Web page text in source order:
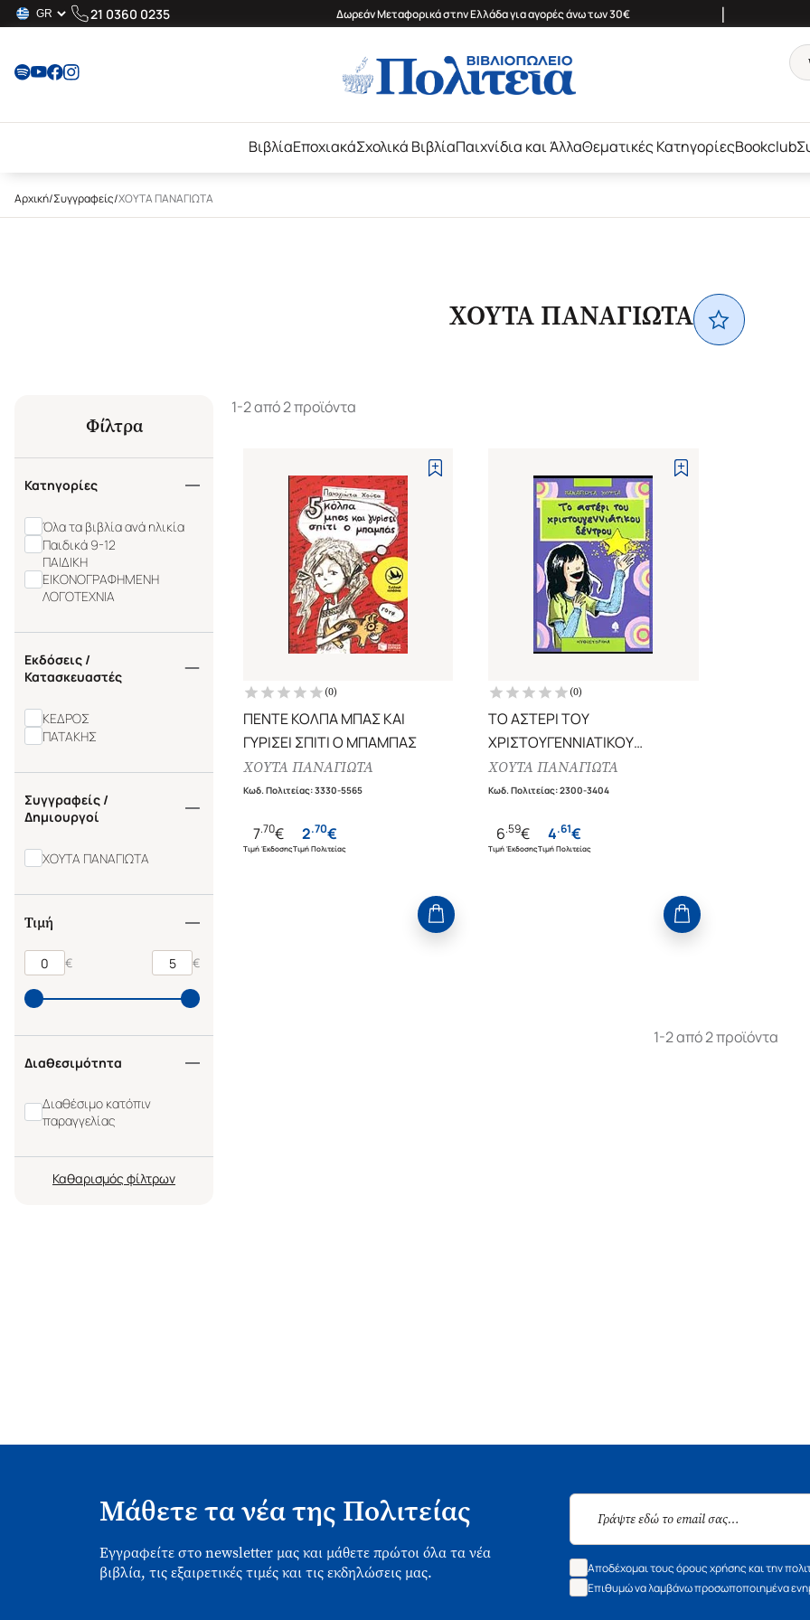
21 0360 0235 Δωρεάν Μεταφορικά στην Ελλάδα για αγορές άνω των 30€ |
ΒιβλίαΕποχιακάΣχολικά ΒιβλίαΠαιχνίδια και ΆλλαΘεματικές ΚατηγορίεςBookclub
Αρχική/Συγγραφείς/ΧΟΥΤΑ ΠΑΝΑΓΙΩΤΑ
ΧΟΥΤΑ ΠΑΝΑΓΙΩΤΑ
Φίλτρα
Κατηγορίες
Όλα τα βιβλία ανά ηλικία
Παιδικά 9-12
ΠΑΙΔΙΚΗ
ΕΙΚΟΝΟΓΡΑΦΗΜΕΝΗ
ΛΟΓΟΤΕΧΝΙΑ
Εκδόσεις /
Κατασκευαστές
ΚΕΔΡΟΣ
ΠΑΤΑΚΗΣ
Συγγραφείς /
Δημιουργοί
ΧΟΥΤΑ ΠΑΝΑΓΙΩΤΑ
Τιμή
€ €
Διαθεσιμότητα
Διαθέσιμο κατόπιν
παραγγελίας
Καθαρισμός
1-2 από 2 προϊόντα
(0)
ΠΕΝΤΕ ΚΟΛΠΑ ΜΠΑΣ ΚΑΙ
ΓΥΡΙΣΕΙ ΣΠΙΤΙ Ο ΜΠΑΜΠΑΣ
ΧΟΥΤΑ ΠΑΝΑΓΙΩΤΑ
Κωδ. Πολιτείας:3330-5565
7.70€
Τιμή Έκδοσης
2.70€
Τιμή Πολιτείας
(0)
ΤΟ ΑΣΤΕΡΙ ΤΟΥ
ΧΡΙΣΤΟΥΓΕΝΝΙΑΤΙΚΟΥ
ΔΕΝΤΡΟΥ
ΧΟΥΤΑ ΠΑΝΑΓΙΩΤΑ
Κωδ. Πολιτείας:2300-3404
6.59€
Τιμή Έκδοσης
4.61€
Τιμή Πολιτείας
1-2 από 2 προϊόντα
Μάθετε τα νέα της Πολιτείας
Εγγραφείτε στο newsletter μας και μάθετε πρώτοι όλα τα νέα
βιβλία, τις εξαιρετικές τιμές και τις εκδηλώσεις μας.
Αποδέχομαι τους όρους χρήσης και την
Επιθυμώ να λαμβάνω προσωποποιημένα